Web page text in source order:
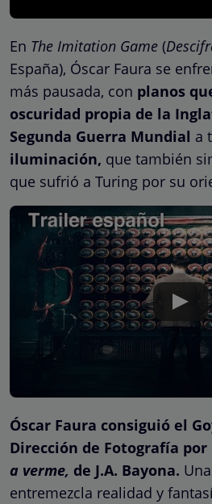
En The Imitation Game (
España), Óscar Faura se
más pausada, con planos
oscuridad propia de la
Segunda Guerra Mundial a
iluminación, que también
que sufrió a Turing por su
Óscar Faura consiguió el
Dirección de Fotografía por
a verme, de J.A. Bayona.
entremezcla realidad y